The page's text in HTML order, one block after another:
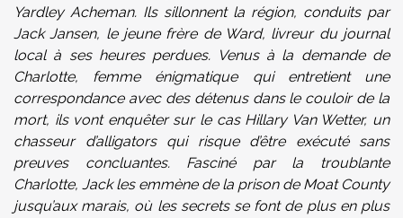
Yardley Acheman. Ils sillonnent la région, conduits par
Jack Jansen, le jeune frère de Ward, livreur du journal
local à ses heures perdues. Venus à la demande de
Charlotte, femme énigmatique qui entretient une
correspondance avec des détenus dans le couloir de la
mort, ils vont enquêter sur le cas Hillary Van Wetter, un
chasseur d’alligators qui risque d’être exécuté sans
preuves concluantes. Fasciné par la troublante
Charlotte, Jack les emmène de la prison de Moat County
jusqu’aux marais, où les secrets se font de plus en plus